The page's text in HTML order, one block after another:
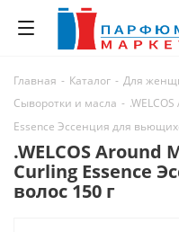
Главная - Каталог - Для
Сыворотки и масла -
Essence Эссенция для
.WELCOS Around
Curling Essence
волос 150 г